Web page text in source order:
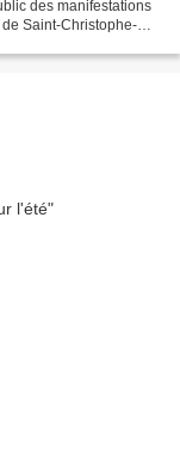
des manifestations
Saint-Christophe-